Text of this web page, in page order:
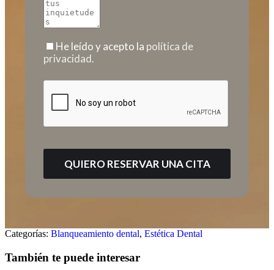
He leído y acepto la política de
privacidad.
Categorías: Blanqueamiento dental, Estética Dental
También te puede interesar